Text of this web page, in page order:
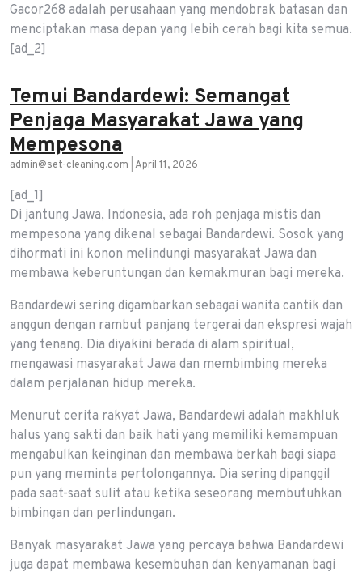
Gacor268 adalah perusahaan yang mendobrak batasan dan
menciptakan masa depan yang lebih cerah bagi kita semua.
[ad_2]
Temui Bandardewi: Semangat
Penjaga Masyarakat Jawa yang
Mempesona
admin@set-cleaning.com April 11, 2026
[ad_1]
Di jantung Jawa, Indonesia, ada roh penjaga mistis dan
mempesona yang dikenal sebagai Bandardewi. Sosok yang
dihormati ini konon melindungi masyarakat Jawa dan
membawa keberuntungan dan kemakmuran bagi mereka.
Bandardewi sering digambarkan sebagai wanita cantik dan
anggun dengan rambut panjang tergerai dan ekspresi wajah
yang tenang. Dia diyakini berada di alam spiritual,
mengawasi masyarakat Jawa dan membimbing mereka
dalam perjalanan hidup mereka.
Menurut cerita rakyat Jawa, Bandardewi adalah makhluk
halus yang sakti dan baik hati yang memiliki kemampuan
mengabulkan keinginan dan membawa berkah bagi siapa
pun yang meminta pertolongannya. Dia sering dipanggil
pada saat-saat sulit atau ketika seseorang membutuhkan
bimbingan dan perlindungan.
Banyak masyarakat Jawa yang percaya bahwa Bandardewi
juga dapat membawa kesembuhan dan kenyamanan bagi